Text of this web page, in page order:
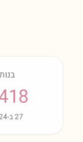
בנות
27ב-